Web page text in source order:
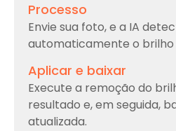
Processo
Envie sua foto, e a IA
automaticamente o brilho
Aplicar e baixar
Execute a remoção do
resultado e, em seguida,
atualizada.